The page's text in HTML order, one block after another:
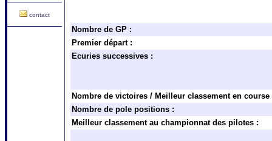
contact
Nombre de GP :
Premier départ :
Ecuries successives :
Nombre de victoires / Meilleur classement en course
Nombre de pole positions :
Meilleur classement au championnat des pilotes :